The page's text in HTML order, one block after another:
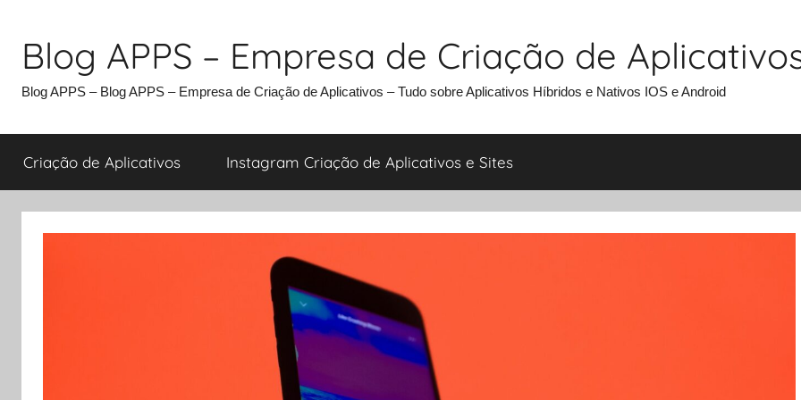
conteúdo
Blog APPS – Empresa de Criação de
Blog APPS – Blog APPS – Empresa de Criação de Aplicativos – Tudo sobre Aplicativos Híbridos e Nativos IOS e Android
Criação de Aplicativos Instagram Criação de Aplicativos e Sites